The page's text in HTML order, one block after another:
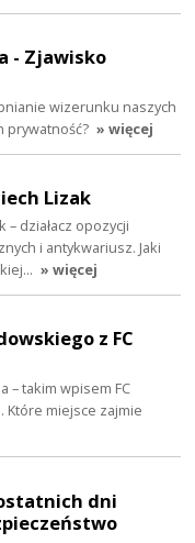
- Zjawisko
wizerunku naszych
prywatność? » więcej
Lizak
– działacz opozycji
i antykwariusz. Jaki
» więcej
z FC
– takim wpisem FC
Które miejsce zajmie
dni